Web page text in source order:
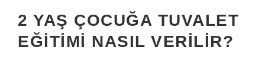
2 YAŞ ÇOCUĞA TUVALET
EĞITIMI NASIL VERILIR?